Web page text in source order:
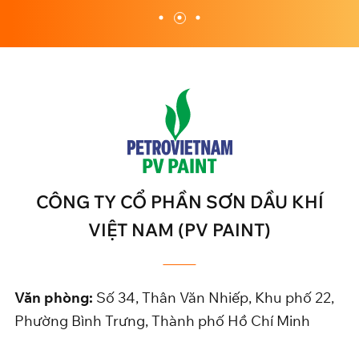
CÔNG TY CỔ PHẦN SƠN DẦU KHÍ
VIỆT NAM (PV PAINT)
Văn phòng: Số 34, Thân Văn Nhiếp, Khu phố 22,
Phường Bình Trưng, Thành phố Hồ Chí Minh